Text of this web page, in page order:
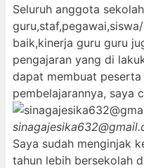
Seluruh anggota
baik,kinerja guru guru
pengajaran yang di
dapat membuat
pembelajarannya, saya
Saya sudah menginjak
tahun lebih bersekolah